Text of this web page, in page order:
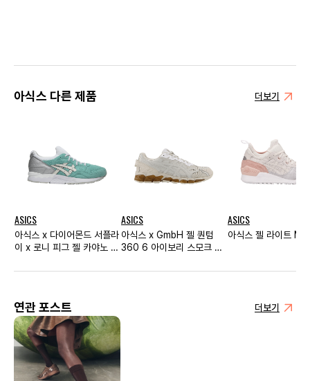
아식스 다른 제품 더보기
ASICS
아식스 x 다이어몬드 서플라
이 x 로니 피그 젤 카야노 5
ASICS
아식스 x GmbH 젤 퀀텀
360 6 아이보리 스모크 그
ASICS
아식스 젤 라이트
연관 포스트 더보기